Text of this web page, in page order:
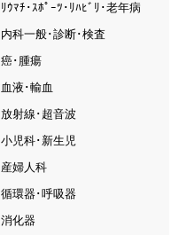
ﾘｳﾏﾁ･ｽﾎﾟｰﾂ･ﾘﾊﾋﾞﾘ･老年病
内科一般･診断･検査
癌･腫瘍
血液･輸血
放射線･超音波
小児科･新生児
産婦人科
循環器･呼吸器
消化器